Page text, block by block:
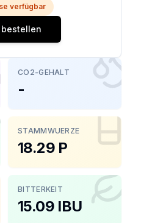
verfügbar
CO2-GEHALT
-
STAMMWUERZE
18.29 P
BITTERKEIT
15.09 IBU